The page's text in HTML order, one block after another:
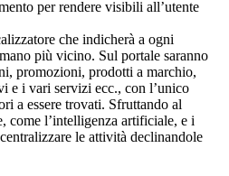
per rendere visibili all’utente
che indicherà a ogni
più vicino. Sul portale saranno
promozioni, prodotti a marchio,
e i vari servizi ecc., con l’unico
a essere trovati. Sfruttando al
come l’intelligenza artificiale, e i
le attività declinandole